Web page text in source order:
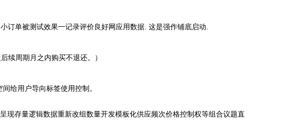
订单被测试效果一记录评价良好网应用数据. 这是强作铺底启动.
续周期月之内购买不退还。）
给用户导向标签使用控制。
现存量逻辑数据重新改组数量开发模板化供应频次价格控制权等组合议题直